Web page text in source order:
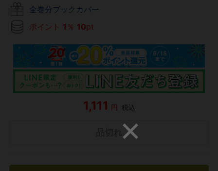
全巻分ブックカバー
ポイント 1 ％ 10pt
1,111 円 税込